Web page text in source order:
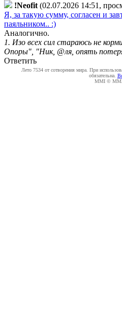
!Neofit (02.07.2026 14:51,
Я, за такую сумму, согласен и
паяльником.. :)
Аналогично.
1. Изо всех сил стараюсь не
Опоры", "Ник, @ля, опять
Ответить
Лето 7534 от сотворения мира. При
обязательна.
MMI ©